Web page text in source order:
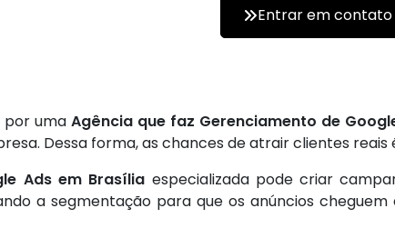
Entrar em contato
por uma Agência que faz Gerenciamento de
Dessa forma, as chances de atrair clientes reais
Ads em Brasília especializada pode criar
a segmentação para que os anúncios